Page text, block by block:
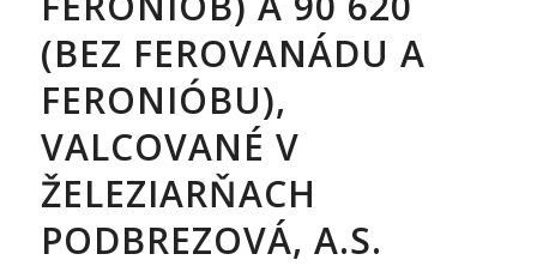
(BEZ FEROVANÁDU A
FERONIÓBU),
VALCOVANÉ V
ŽELEZIARŇACH
PODBREZOVÁ, A.S.